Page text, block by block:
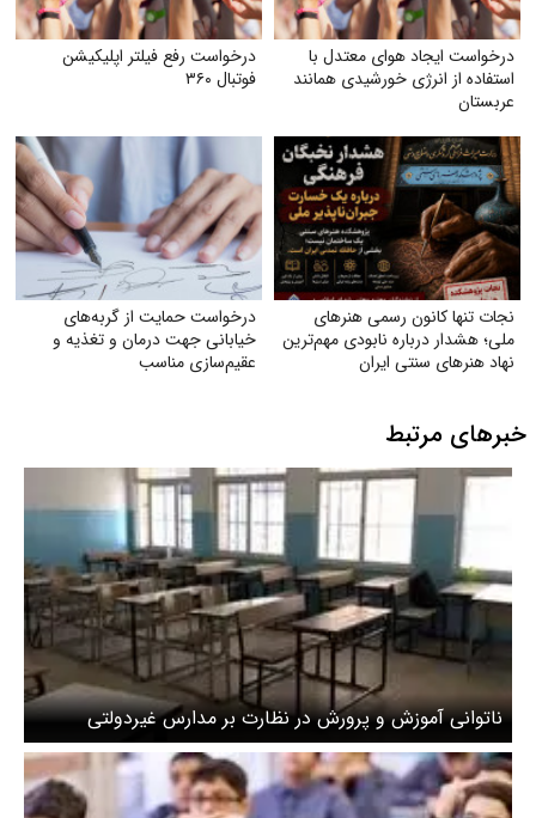
درخواست ایجاد هوای معتدل با
استفاده از انرژی خورشیدی همانند
عربستان
درخواست رفع فیلتر اپلیکیشن
فوتبال ۳۶۰
نجات تنها کانون رسمی هنرهای
ملی؛ هشدار درباره نابودی مهم‌ترین
نهاد هنرهای سنتی ایران
درخواست حمایت از گربه‌های
خیابانی جهت درمان و تغذیه و
عقیم‌سازی مناسب
خبرهای مرتبط
ناتوانی آموزش و پرورش در نظارت بر مدارس غیردولتی